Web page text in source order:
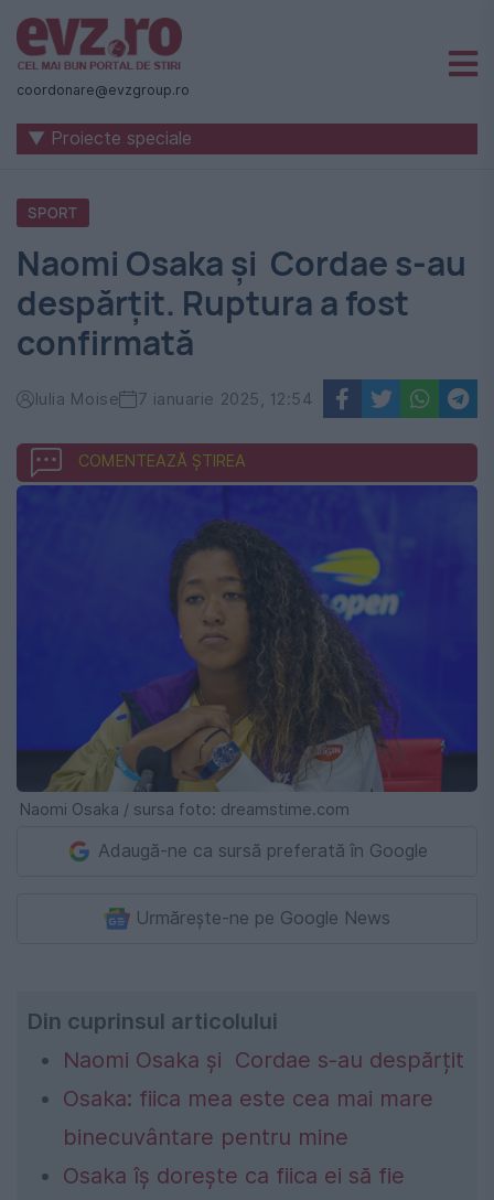
Știri
naționale
internaționale
România
-
Evenimentul
Zilei
coordonare@evzgroup.ro
▼ Proiecte speciale
SPORT
Naomi Osaka și Cordae s-au
despărțit. Ruptura a fost
confirmată
Iulia Moise 7 ianuarie 2025, 12:54
COMENTEAZĂ ȘTIREA
Naomi Osaka / sursa foto: dreamstime.com
Adaugă-ne ca sursă preferată în Google
Urmărește-ne pe Google News
Din cuprinsul articolului
Naomi Osaka și Cordae s-au despărțit
Osaka: fiica mea este cea mai mare
binecuvântare pentru mine
Osaka îș dorește ca fiica ei să fie